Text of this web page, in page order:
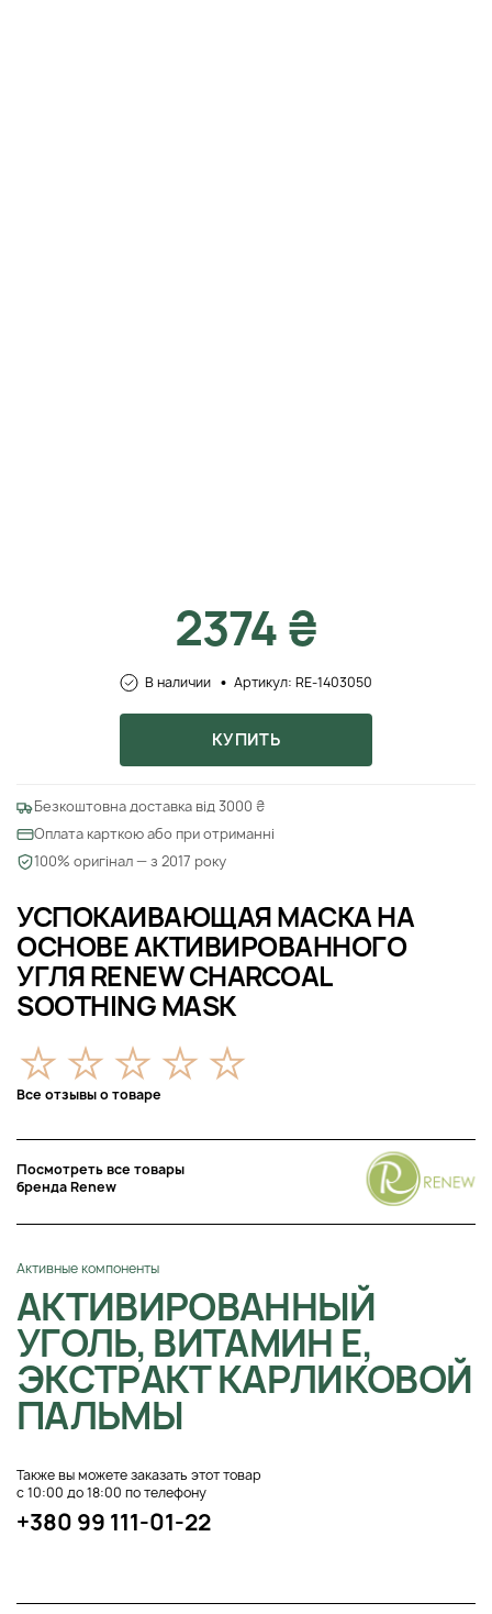
УСПОКАИВАЮЩАЯ МАСКА НА
ОСНОВЕ АКТИВИРОВАННОГО
УГЛЯ RENEW CHARCOAL
SOOTHING MASK
Все отзывы о товаре
Посмотреть все товары
бренда Renew
Активные компоненты
АКТИВИРОВАННЫЙ
УГОЛЬ, ВИТАМИН Е,
ЭКСТРАКТ КАРЛИКОВОЙ
ПАЛЬМЫ
Также вы можете заказать этот товар
с 10:00 до 18:00 по телефону
+380 99 111-01-22
2374 ₴
В наличии Артикул: RE-1403050
КУПИТЬ
Безкоштовна доставка від 3000 ₴
Оплата карткою або при отриманні
100% оригінал — з 2017 року